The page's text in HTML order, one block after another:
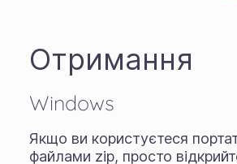
Отримання
Windows
Якщо ви користуєтеся
файлами zip, просто